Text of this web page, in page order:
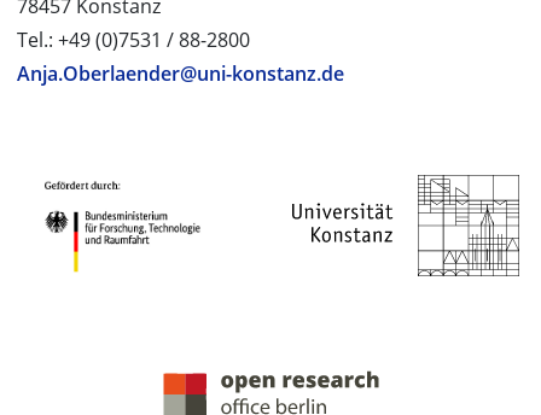
78457 Konstanz
Tel.: +49 (0)7531 / 88-2800
Anja.Oberlaender@uni-konstanz.de